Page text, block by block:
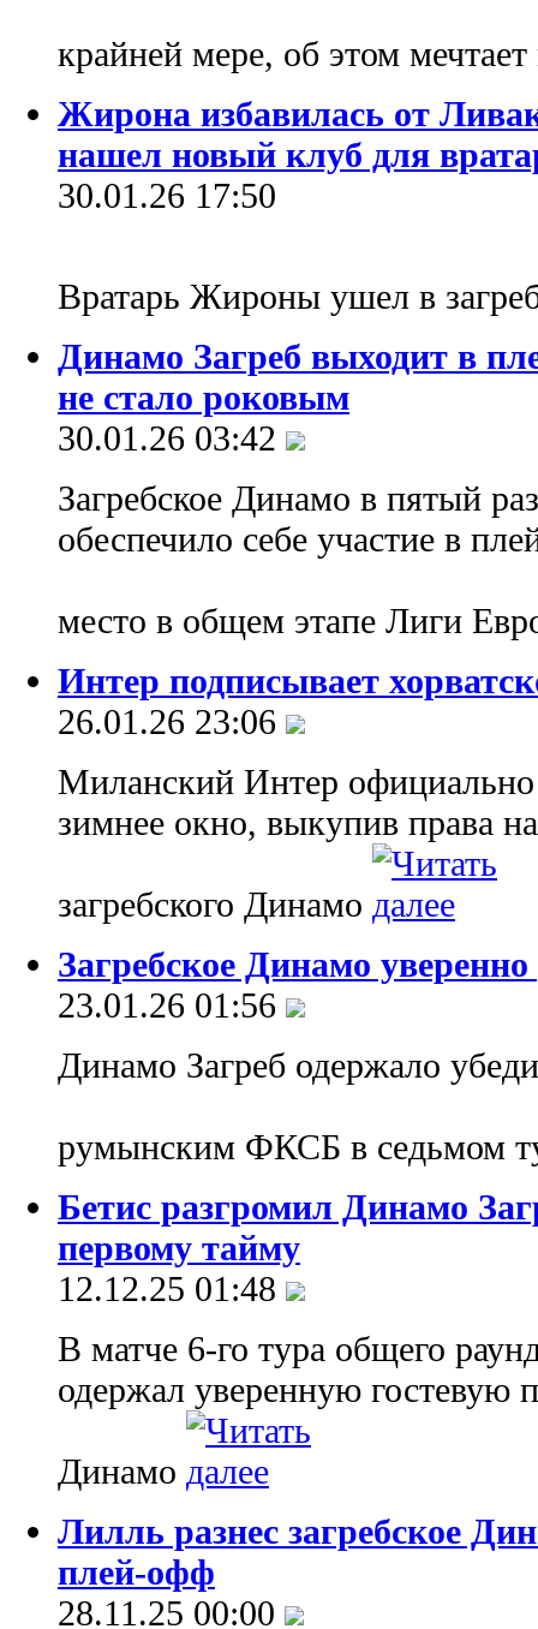
крайней мере, об этом
Жирона избавилась от
нашел новый клуб для
30.01.26 17:50
Вратарь Жироны ушел в
Динамо Загреб выходит в
не стало роковым
30.01.26 03:42
Загребское Динамо в пятый
обеспечило себе участие в
место в общем этапе Лиги
Интер подписывает
26.01.26 23:06
Миланский Интер
зимнее окно, выкупив права
загребского Динамо
Загребское Динамо
23.01.26 01:56
Динамо Загреб одержало
румынским ФКСБ в седьмом
Бетис разгромил Динамо
первому тайму
12.12.25 01:48
В матче 6-го тура общего
одержал уверенную гостевую
Динамо
Лилль разнес загребское
плей-офф
28.11.25 00:00